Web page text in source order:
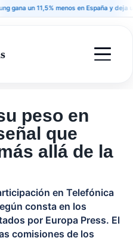
un 11,5% menos en España y deja una
peso en
que
allá de la
en Telefónica
consta en los
por Europa Press. El
comisiones de los